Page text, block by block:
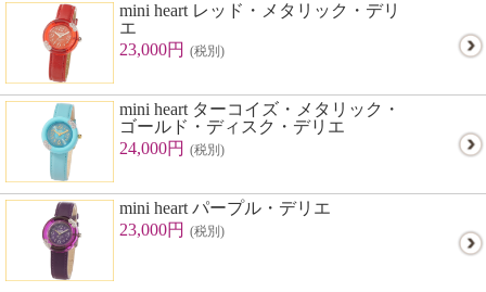
mini heart レッド・メタリック・デリ
エ
23,000円 (税別)
mini heart ターコイズ・メタリック・
ゴールド・ディスク・デリエ
24,000円 (税別)
mini heart パープル・デリエ
23,000円 (税別)